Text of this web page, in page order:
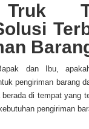
dan Ibu,
pengiriman barang
di tempat yang
pengiriman